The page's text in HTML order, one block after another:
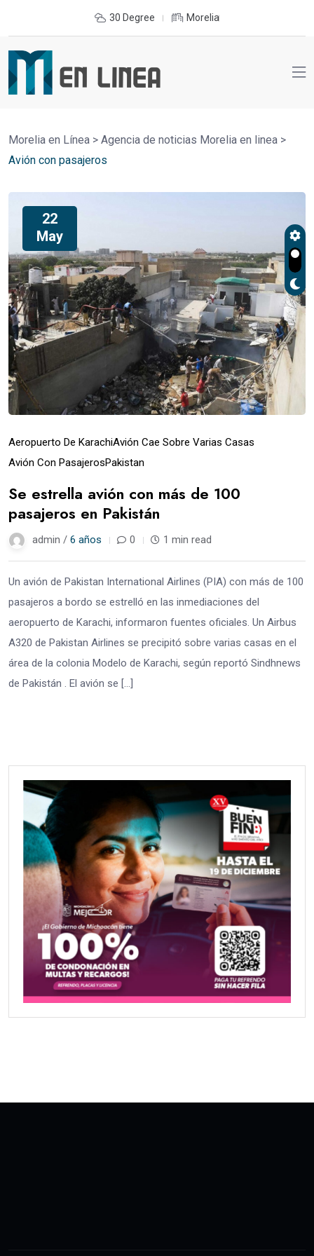
30 Degree Morelia
Morelia en Línea > Agencia de noticias Morelia en linea >
Avión con pasajeros
22
May
Aeropuerto De KarachiAvión Cae Sobre Varias Casas
Avión Con PasajerosPakistan
Se estrella avión con más de 100
pasajeros en Pakistán
admin / 6 años 0 1 min read
Un avión de Pakistan International Airlines (PIA) con más de 100
pasajeros a bordo se estrelló en las inmediaciones del
aeropuerto de Karachi, informaron fuentes oficiales. Un Airbus
A320 de Pakistan Airlines se precipitó sobre varias casas en el
área de la colonia Modelo de Karachi, según reportó Sindhnews
de Pakistán . El avión se […]